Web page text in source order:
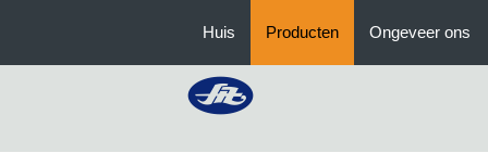
Huis Producten Ongeveer ons